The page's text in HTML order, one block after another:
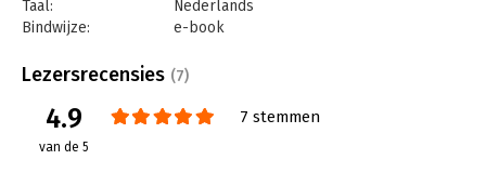
Taal:
Nederlands
Bindwijze:
e-book
Bestandsformaat:
epub
Uitgever:
Boom
Verschijningsdatum:
Lezersrecensies (7)
4.9
van de 5
7 stemmen